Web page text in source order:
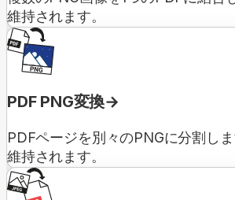
維持されます。
PDF PNG変換
PDFページを別々のPNGに分割し
維持されます。